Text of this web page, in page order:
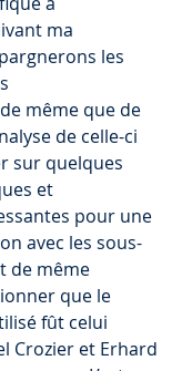
ma
les
même que de
de celle-ci
sur quelques
et
pour une
avec les sous-
de même
que le
fût celui
Crozier et Erhard